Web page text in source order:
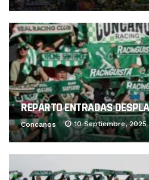
REPARTO ENTRADAS
Concanos 10 Septiembre, 2025